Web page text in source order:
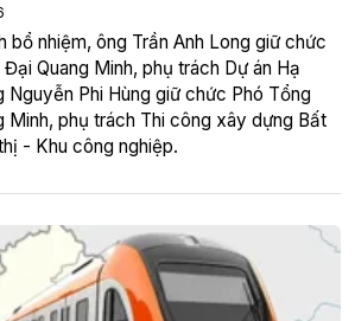
bổ nhiệm, ông Trần Anh Long giữ chức
Quang Minh, phụ trách Dự án Hạ
Nguyễn Phi Hùng giữ chức Phó Tổng
Minh, phụ trách Thi công xây dựng Bất
- Khu công nghiệp.